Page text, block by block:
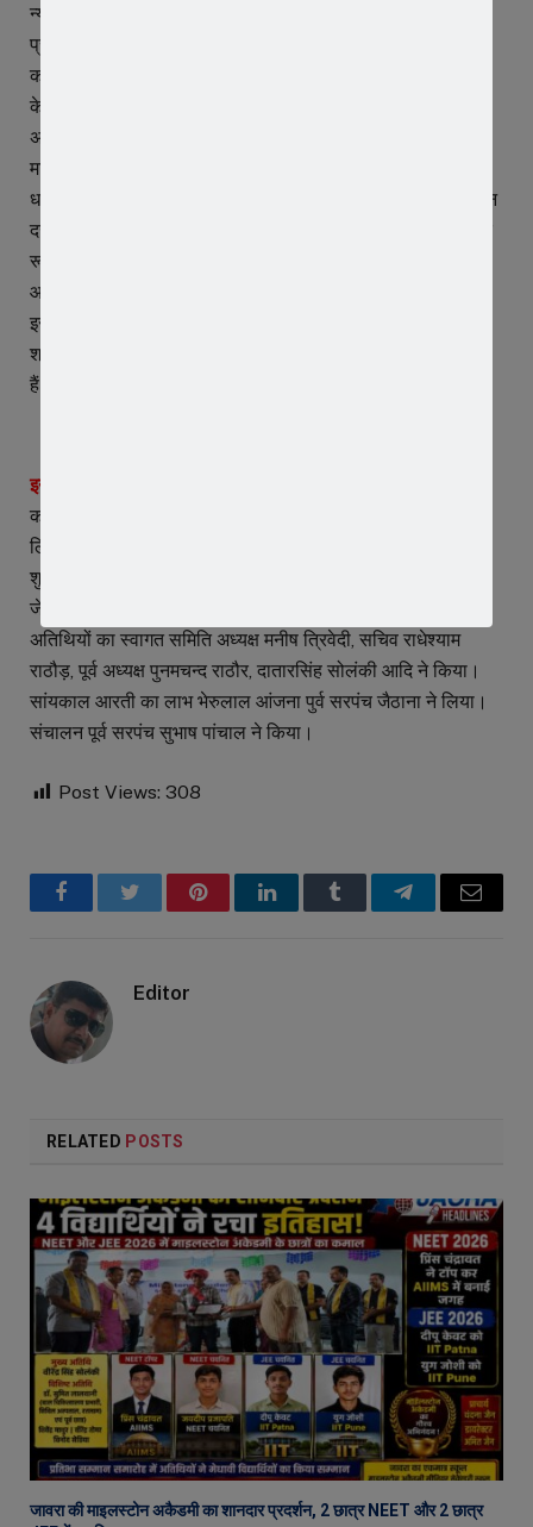
न्यास अध्यक्षा पूज्य साध्वी हेमलता दीदी सरकार ने सीता स्वयं वर और
प्रभु श्रीराम और माता सीता के विवाह का प्रसंग सुनाया। साध्वी जी ने
कहा कि श्रीराम जी के हर एक कर्म में मर्यादा और संस्कार छुपा हैं। नारी
के सम्मान में राम जी यह नहीं देखते की यह राक्षसी हे या भक्ति मति माता
अहिल्या है, नारी जाति समझ कर ताड़का को निज पद दे दिया, अहिल्या
माता को पति लोक दिया, शिव धूषुष की लिए दस हजार राजा एक साथ
धनुष उठाने लगे समाज में मुर्ख और बुद्धिमान पूर्व काल से ही है पर अगर इन
दस हजार राजाओं ने धनुष उठा भी लिया होता तो विवाह के लिए कन्या के
रूप में माता जानकी एक ही थी फिर झगड़ा होता पर बुद्धिमान होना
आवश्यक हैं। सारे मुर्ख राजाओं पर बुद्धिमान श्रीरामजी ही पर्याप्त थे
इसलिए दस मुर्ख साथ रखने के बजाय एक बुद्धिमान व्यक्ति रखना ही
श्रेयस्कर होता हैं। इसलिए हर घर में श्री राम जैसे पुत्र की आवश्यकता
हैं।
इन्होने लिया पौथी पूजन और आरती का लाभ –
कथा के सातवे दिन पौथी पूजन का लाभ सुनील रामप्रसाद राठौर ने
लिया। अतिथि के रुप में श्रीमद् भागवत प्रवक्ता संत प्रीतमजी महाराज
शुलालपुर, संत श्री योगी योगेश नाथ जी महाराज कालिका माता मंदिर
जेठाना, हरिदास महाराज आक्यादेह, शिवानंद महाराज उपस्थित रहे।
अतिथियों का स्वागत समिति अध्यक्ष मनीष त्रिवेदी, सचिव राधेश्याम
राठौड़, पूर्व अध्यक्ष पुनमचन्द राठौर, दातारसिंह सोलंकी आदि ने किया।
सांयकाल आरती का लाभ भेरुलाल आंजना पुर्व सरपंच जैठाना ने लिया।
संचालन पूर्व सरपंच सुभाष पांचाल ने किया।
Post Views: 308
FacebookTwitter PinterestLinkedInTumblr TelegramEmail
Editor
RELATED POSTS
जावरा की माइलस्टोन अकैडमी का शानदार प्रदर्शन, 2 छात्र NEET और 2 छात्र